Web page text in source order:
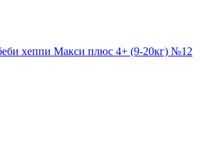
хеппи Макси плюс 4+ (9-20кг) №12